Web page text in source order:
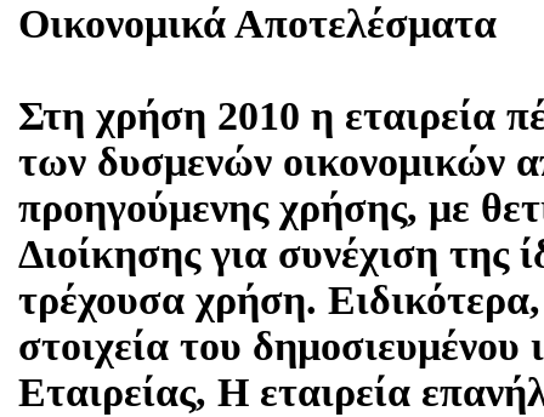
Οικονομικά Αποτελέσματα
Στη χρήση 2010 η εταιρεία
των δυσμενών οικονομικών
προηγούμενης χρήσης, με
Διοίκησης για συνέχιση της
τρέχουσα χρήση.
στοιχεία του δημοσιευμένου
Εταιρείας, Η εταιρεία